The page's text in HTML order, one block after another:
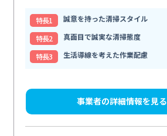
特⻑1
誠意を持った清掃スタイル
特⻑2
真面目で誠実な清掃態度
特⻑3
生活導線を考えた作業配慮
事業者の詳細情報を見る